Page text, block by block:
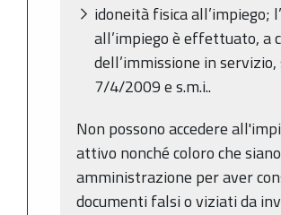
idoneità fisica all’impiego;
all’impiego è effettuato, a
dell’immissione in
7/4/2009 e s.m.i..
Non possono accedere
attivo nonché coloro che
amministrazione per aver
documenti falsi o viziati da